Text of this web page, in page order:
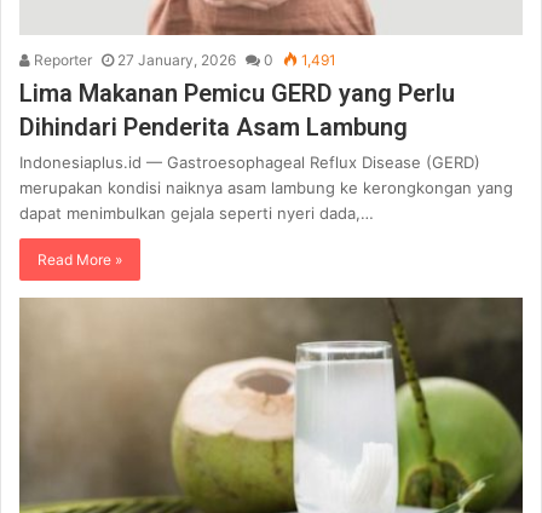
Reporter 27 January, 2026 0 1,491
Lima Makanan Pemicu GERD yang Perlu
Dihindari Penderita Asam Lambung
Indonesiaplus.id — Gastroesophageal Reflux Disease (GERD)
merupakan kondisi naiknya asam lambung ke kerongkongan yang
dapat menimbulkan gejala seperti nyeri dada,…
Read More »